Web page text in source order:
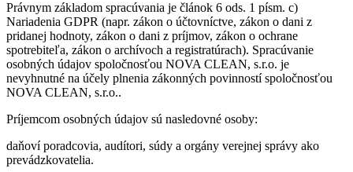
Právnym základom spracúvania je článok 6 ods. 1 písm. c)
Nariadenia GDPR (napr. zákon o účtovníctve, zákon o dani z
pridanej hodnoty, zákon o dani z príjmov, zákon o ochrane
spotrebiteľa, zákon o archívoch a registratúrach). Spracúvanie
osobných údajov spoločnosťou NOVA CLEAN, s.r.o. je
nevyhnutné na účely plnenia zákonných povinností spoločnosťou
NOVA CLEAN, s.r.o..
Príjemcom osobných údajov sú nasledovné osoby:
daňoví poradcovia, audítori, súdy a orgány verejnej správy ako
prevádzkovatelia.